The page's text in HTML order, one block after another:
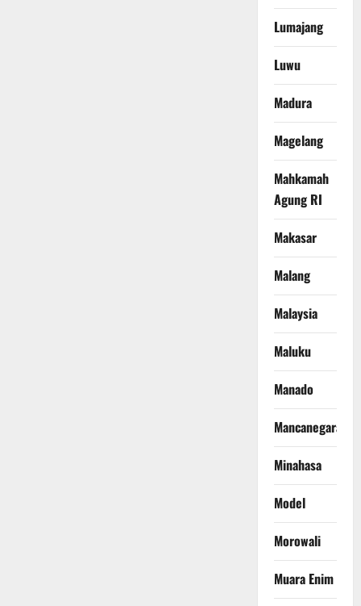
Lumajang
Luwu
Madura
Magelang
Mahkamah
Agung RI
Makasar
Malang
Malaysia
Maluku
Manado
Mancanegara
Minahasa
Model
Morowali
Muara Enim